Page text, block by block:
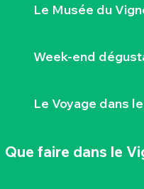
Le Musée du
Week-end
Le Voyage dans
Que faire dans le
constituée de
Duck et Grue
Souris, on
légères
Rousse,
Pale Ale). On a
(...